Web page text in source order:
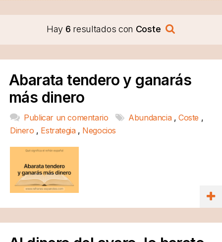
Hay 6 resultados con Coste
Abarata tendero y ganarás
más dinero
Publicar un comentario Abundancia ,Coste ,
Dinero , Estrategia , Negocios